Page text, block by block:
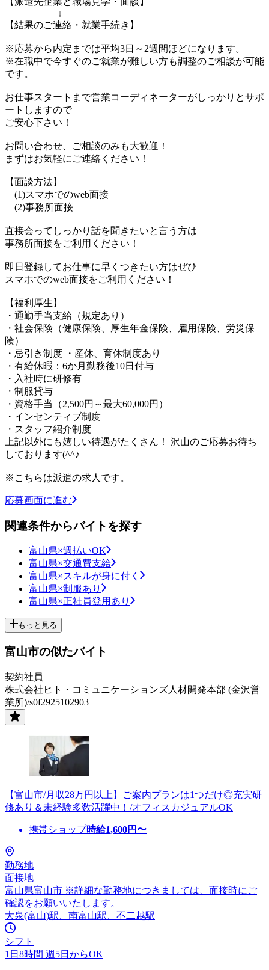
↓
【結果のご連絡・就業手続き】
※応募から内定までは平均3日～2週間ほどになります。
※在職中で今すぐのご就業が難しい方も調整のご相談が可能
です。
お仕事スタートまで営業コーディネーターがしっかりとサポ
ートしますので
ご安心下さい！
お問い合わせ、ご相談のみも大歓迎！
まずはお気軽にご連絡ください！
【面談方法】
(1)スマホでのweb面接
(2)事務所面接
直接会ってしっかり話を聞きたいと言う方は
事務所面接をご利用ください！
即日登録してお仕事に早くつきたい方はぜひ
スマホでのweb面接をご利用ください！
【福利厚生】
・通勤手当支給（規定あり）
・社会保険（健康保険、厚生年金保険、雇用保険、労災保
険）
・忌引き制度 ・産休、育休制度あり
・有給休暇：6か月勤務後10日付与
・入社時に研修有
・制服貸与
・資格手当（2,500円～最大60,000円）
・インセンティブ制度
・スタッフ紹介制度
上記以外にも嬉しい待遇がたくさん！ 沢山のご応募お待ち
しております(^^♪
※こちらは派遣の求人です。
応募画面に進む
関連条件からバイトを探す
富山県×週払いOK
富山県×交通費支給
富山県×スキルが身に付く
富山県×制服あり
富山県×正社員登用あり
もっと見る
富山市の似たバイト
契約社員
株式会社ヒト・コミュニケーションズ人材開発本部 (金沢営
業所)/s0f2925102903
【富山市/月収28万円以上】ご案内プランは1つだけ◎充実研
修あり＆未経験多数活躍中！/オフィスカジュアルOK
携帯ショップ時給1,600円〜
勤務地
面接地
富山県富山市 ※詳細な勤務地につきましては、面接時にご
確認をお願いいたします。
大泉(富山)駅、南富山駅、不二越駅
シフト
1日8時間 週5日からOK